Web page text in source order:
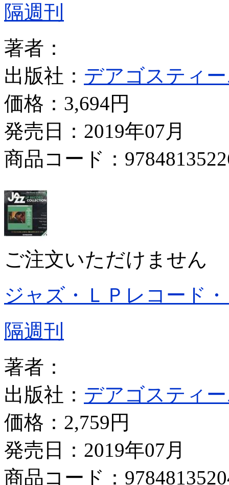
隔週刊
著者：
出版社： デアゴスティ
価格： 3,694円
発売日：2019年07月
商品コード：
ご注文いただけません
ジャズ・ＬＰレコード
隔週刊
著者：
出版社： デアゴスティ
価格： 2,759円
発売日：2019年07月
商品コード：